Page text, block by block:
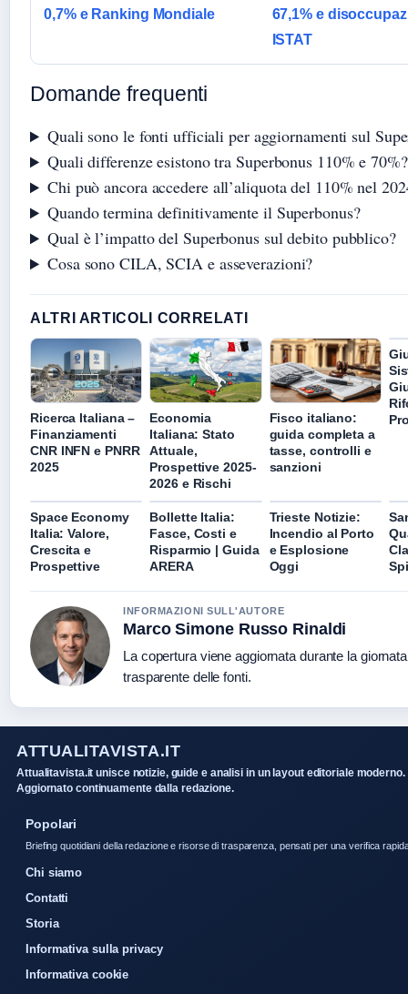
0,7% e Ranking Mondiale
67,1% e
ISTAT
Domande frequenti
Quali sono le fonti ufficiali per aggiornamenti sul
Quali differenze esistono tra Superbonus 110% e 70%?
Chi può ancora accedere all’aliquota del 110% nel
Quando termina definitivamente il Superbonus?
Qual è l’impatto del Superbonus sul debito pubblico?
Cosa sono CILA, SCIA e asseverazioni?
ALTRI ARTICOLI CORRELATI
Ricerca Italiana –
Finanziamenti
CNR INFN e PNRR
2025
Economia
Italiana: Stato
Attuale,
Prospettive 2025-
2026 e Rischi
Fisco italiano:
guida completa a
tasse, controlli e
sanzioni
Space Economy
Italia: Valore,
Crescita e
Prospettive
Bollette Italia:
Fasce, Costi e
Risparmio | Guida
ARERA
Trieste Notizie:
Incendio al Porto
e Esplosione
Oggi
INFORMAZIONI SULL'AUTORE
Marco Simone Russo Rinaldi
La copertura viene aggiornata durante la
trasparente delle fonti.
ATTUALITAVISTA.IT
Attualitavista.it unisce notizie, guide e analisi in un layout editoriale moderno.
Aggiornato continuamente dalla redazione.
Popolari
Briefing quotidiani della redazione e risorse di trasparenza, pensati per una verifica
Chi siamo
Contatti
Storia
Informativa sulla privacy
Informativa cookie